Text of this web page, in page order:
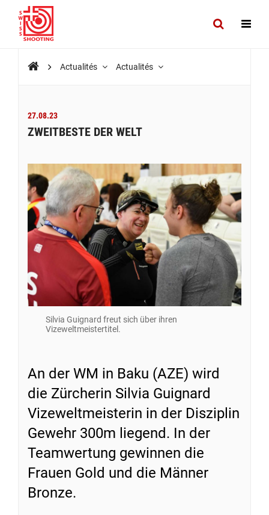
Actualités Actualités
27.08.23
ZWEITBESTE DER WELT
Silvia Guignard freut sich über ihren
Vizeweltmeistertitel.
An der WM in Baku (AZE) wird
die Zürcherin Silvia Guignard
Vizeweltmeisterin in der Disziplin
Gewehr 300m liegend. In der
Teamwertung gewinnen die
Frauen Gold und die Männer
Bronze.